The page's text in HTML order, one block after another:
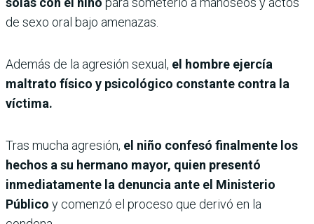
de sexo oral bajo amenazas.
Además de la agresión sexual, el hombre ejercía
maltrato físico y psicológico constante contra la
víctima.
Tras mucha agresión, el niño confesó finalmente los
hechos a su hermano mayor, quien presentó
inmediatamente la denuncia ante el Ministerio
Público y comenzó el proceso que derivó en la